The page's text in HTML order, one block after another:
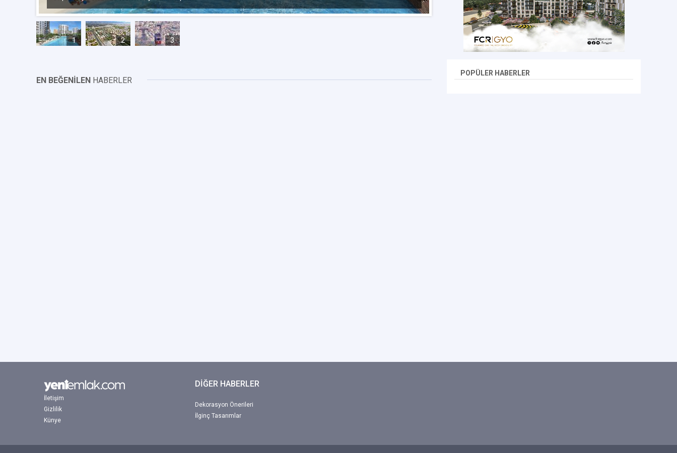
1 2 3
EN BEĞENİLEN HABERLER
POPÜLER HABERLER
İletişim
Gizlilik
Künye
DİĞER HABERLER
Dekorasyon Önerileri
İlginç Tasarımlar